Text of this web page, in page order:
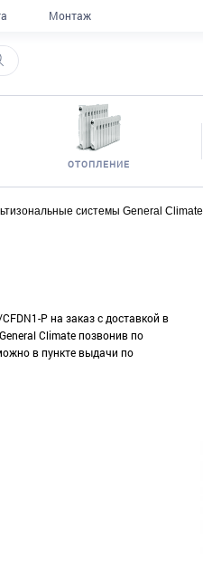
Монтаж
ОТОПЛЕНИЕ
системы General Climate
P на заказ с доставкой в
Climate позвонив по
в пункте выдачи по